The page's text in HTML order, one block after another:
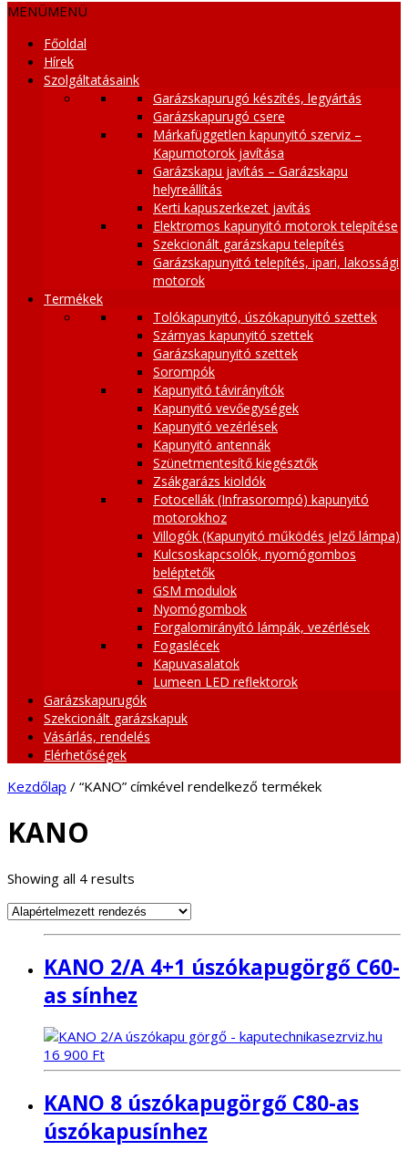
MENÜMENÜ
Főoldal
Hírek
Szolgáltatásaink
Garázskapurugó készítés, legyártás
Garázskapurugó csere
Márkafüggetlen kapunyitó szerviz –
Kapumotorok javítása
Garázskapu javítás – Garázskapu
helyreállítás
Kerti kapuszerkezet javítás
Elektromos kapunyitó motorok telepítése
Szekcionált garázskapu telepítés
Garázskapunyitó telepítés, ipari, lakossági
motorok
Termékek
Tolókapunyitó, úszókapunyitó szettek
Szárnyas kapunyitó szettek
Garázskapunyitó szettek
Sorompók
Kapunyitó távirányítók
Kapunyitó vevőegységek
Kapunyitó vezérlések
Kapunyitó antennák
Szünetmentesítő kiegésztők
Zsákgarázs kioldók
Fotocellák (Infrasorompó) kapunyitó
motorokhoz
Villogók (Kapunyitó működés jelző lámpa)
Kulcsoskapcsolók, nyomógombos
beléptetők
GSM modulok
Nyomógombok
Forgalomirányító lámpák, vezérlések
Fogaslécek
Kapuvasalatok
Lumeen LED reflektorok
Garázskapurugók
Szekcionált garázskapuk
Vásárlás, rendelés
Elérhetőségek
Kezdőlap / “KANO” címkével rendelkező termékek
KANO
Showing all 4 results
KANO 2/A 4+1 úszókapugörgő C60-
as sínhez
16 900 Ft
KANO 8 úszókapugörgő C80-as
úszókapusínhez